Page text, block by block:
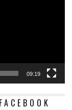
09:19